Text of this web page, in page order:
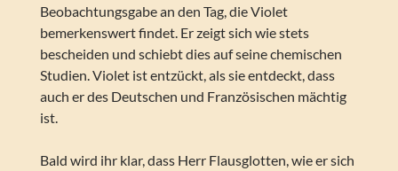
Beobachtungsgabe an den Tag, die Violet
bemerkenswert findet. Er zeigt sich wie stets
bescheiden und schiebt dies auf seine chemischen
Studien. Violet ist entzückt, als sie entdeckt, dass
auch er des Deutschen und Französischen mächtig
ist.
Bald wird ihr klar, dass Herr Flausglotten, wie er sich